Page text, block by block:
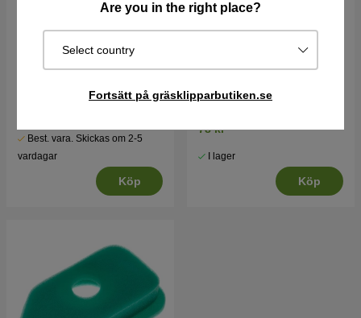
Are you in the right place?
Select country
Fortsätt på gräsklipparbutiken.se
Briggs & Stratton motor
15.5hk Intek I/C
Best. vara. Skickas om 2-5
vardagar
Köp
Tändstift
78 kr
I lager
Köp